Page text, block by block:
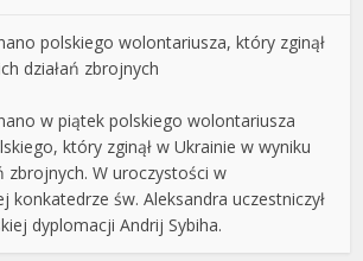
polskiego wolontariusza, który zginął
działań zbrojnych
w piątek polskiego wolontariusza
który zginął w Ukrainie w wyniku
zbrojnych. W uroczystości w
konkatedrze św. Aleksandra uczestniczył
dyplomacji Andrij Sybiha.